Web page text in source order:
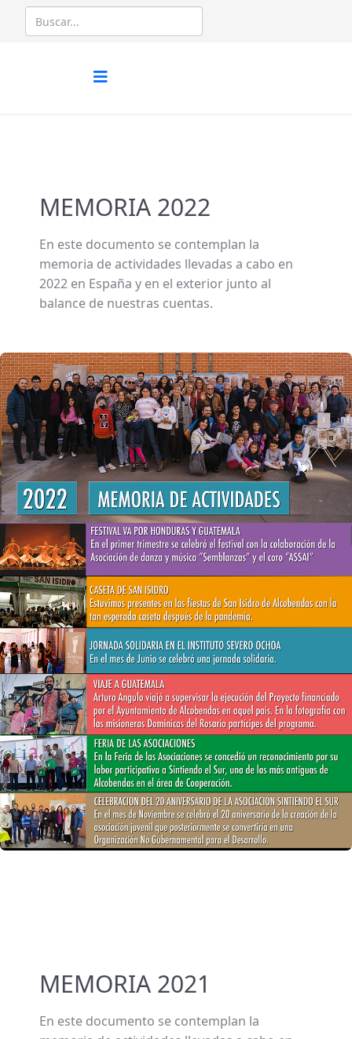
MEMORIA 2022
En este documento se contemplan la
memoria de actividades llevadas a cabo en
2022 en España y en el exterior junto al
balance de nuestras cuentas.
MEMORIA 2021
En este documento se contemplan la